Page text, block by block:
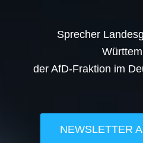
Sprecher
der AfD-Fraktion im
NEWSLETTER